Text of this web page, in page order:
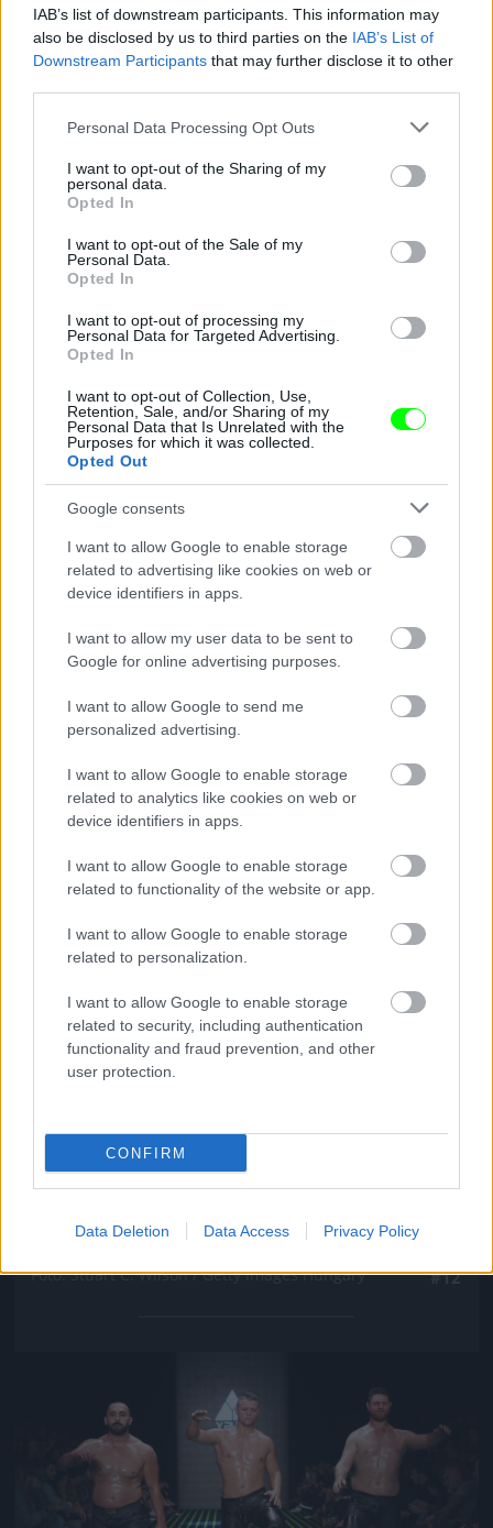
IAB’s list of downstream participants. This information may
also be disclosed by us to third parties on the IAB’s List of
Downstream Participants that may further disclose it to other
Please note that this website/app uses one or more Google
not limited to your visit or usage behaviour. You may click to
grant or deny consent to Google and its third-party tags to
use your data for below specified purposes in below Google
consent section.
Personal Data Processing Opt Outs
I want to opt-out of the Sharing of my
personal data.
Opted In
I want to opt-out of the Sale of my
Personal Data.
Opted In
I want to opt-out of processing my
Personal Data for Targeted Advertising.
Opted In
I want to opt-out of Collection, Use,
Retention, Sale, and/or Sharing of my
Personal Data that Is Unrelated with the
Purposes for which it was collected.
Opted Out
Google consents
I want to allow Google to enable storage
related to advertising like cookies on web or
device identifiers in apps.
I want to allow my user data to be sent to
Google for online advertising purposes.
I want to allow Google to send me
personalized advertising.
I want to allow Google to enable storage
related to analytics like cookies on web or
device identifiers in apps.
I want to allow Google to enable storage
related to functionality of the website or app.
I want to allow Google to enable storage
related to personalization.
I want to allow Google to enable storage
related to security, including authentication
functionality and fraud prevention, and other
user protection.
CONFIRM
Data Deletion Data Access Privacy Policy
Csillognak szépen.
Fotó: Stuart C. Wilson / Getty Images Hungary
Jön még kép!
Nade mi történik ott a háttérben?
Fotó: Stuart C. Wilson / Getty Images Hungary #12
Jön még kép!